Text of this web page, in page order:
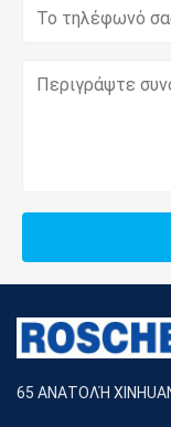
65 ΑΝΑΤΟΛΉ